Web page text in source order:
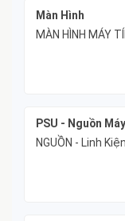
Màn Hình
MÀN HÌNH MÁY
PSU - Nguồn
NGUỒN - Linh